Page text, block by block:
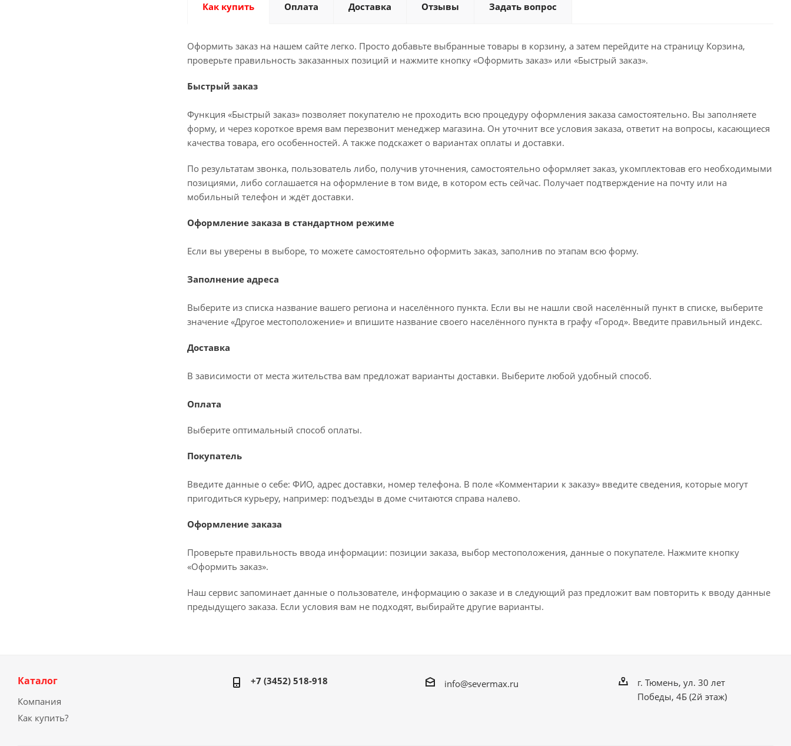
Как купить Оплата Доставка Отзывы Задать вопрос
Оформить заказ на нашем сайте легко. Просто добавьте выбранные товары в корзину, а затем перейдите на страницу Корзина,
проверьте правильность заказанных позиций и нажмите кнопку «Оформить заказ» или «Быстрый заказ».
Быстрый заказ
Функция «Быстрый заказ» позволяет покупателю не проходить всю процедуру оформления заказа самостоятельно. Вы заполняете
форму, и через короткое время вам перезвонит менеджер магазина. Он уточнит все условия заказа, ответит на вопросы, касающиеся
качества товара, его особенностей. А также подскажет о вариантах оплаты и доставки.
По результатам звонка, пользователь либо, получив уточнения, самостоятельно оформляет заказ, укомплектовав его необходимыми
позициями, либо соглашается на оформление в том виде, в котором есть сейчас. Получает подтверждение на почту или на
мобильный телефон и ждёт доставки.
Оформление заказа в стандартном режиме
Если вы уверены в выборе, то можете самостоятельно оформить заказ, заполнив по этапам всю форму.
Заполнение адреса
Выберите из списка название вашего региона и населённого пункта. Если вы не нашли свой населённый пункт в списке, выберите
значение «Другое местоположение» и впишите название своего населённого пункта в графу «Город». Введите правильный индекс.
Доставка
В зависимости от места жительства вам предложат варианты доставки. Выберите любой удобный способ.
Оплата
Выберите оптимальный способ оплаты.
Покупатель
Введите данные о себе: ФИО, адрес доставки, номер телефона. В поле «Комментарии к заказу» введите сведения, которые могут
пригодиться курьеру, например: подъезды в доме считаются справа налево.
Оформление заказа
Проверьте правильность ввода информации: позиции заказа, выбор местоположения, данные о покупателе. Нажмите кнопку
«Оформить заказ».
Наш сервис запоминает данные о пользователе, информацию о заказе и в следующий раз предложит вам повторить к вводу данные
предыдущего заказа. Если условия вам не подходят, выбирайте другие варианты.
Каталог
Компания
Как купить?
+7 (3452) 518-918 info@severmax.ru
г. Тюмень, ул. 30 лет
Победы, 4Б (2й этаж)